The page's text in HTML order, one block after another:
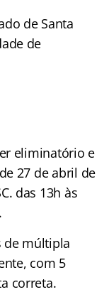
de Santa
de
eliminatório e
27 de abril de
das 13h às
de múltipla
com 5
correta.